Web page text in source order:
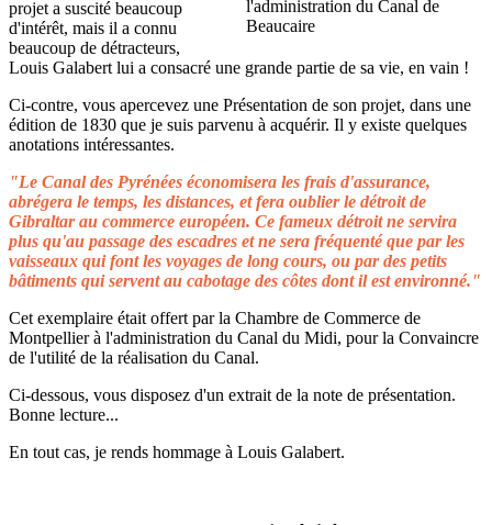
projet a suscité beaucoup
d'intérêt, mais il a connu
beaucoup de détracteurs,
Louis Galabert lui a consacré une grande partie de sa vie, en vain !
Ci-contre, vous apercevez une Présentation de son projet, dans une
édition de 1830 que je suis parvenu à acquérir. Il y existe quelques
anotations intéressantes.
"Le Canal des Pyrénées économisera les frais d'assurance,
abrégera le temps, les distances, et fera oublier le détroit de
Gibraltar au commerce européen. Ce fameux détroit ne servira
plus qu'au passage des escadres et ne sera fréquenté que par les
vaisseaux qui font les voyages de long cours, ou par des petits
bâtiments qui servent au cabotage des côtes dont il est environné."
Cet exemplaire était offert par la Chambre de Commerce de
Montpellier à l'administration du Canal du Midi, pour la Convaincre
de l'utilité de la réalisation du Canal.
Ci-dessous, vous disposez d'un extrait de la note de présentation.
Bonne lecture...
En tout cas, je rends hommage à Louis Galabert.